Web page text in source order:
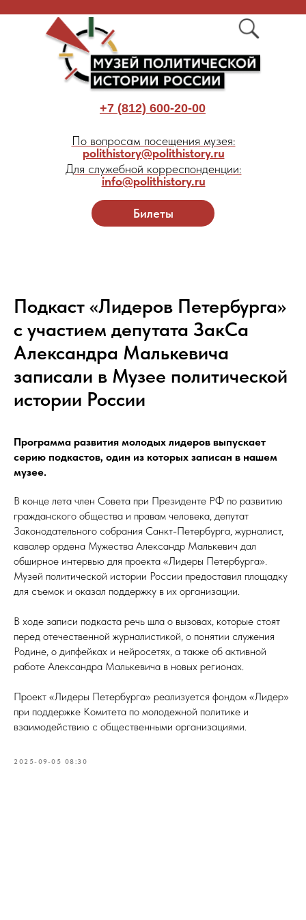
Билеты
+7 (812) 600-20-00
По вопросам посещения музея:
polithistory@polithistory.ru
Для служебной корреспонденции:
info@polithistory.ru
Подкаст «Лидеров Петербурга»
с участием депутата ЗакСа
Александра Малькевича
записали в Музее политической
истории России
Программа развития молодых лидеров выпускает
серию подкастов, один из которых записан в нашем
музее.
В конце лета член Совета при Президенте РФ по развитию
гражданского общества и правам человека, депутат
Законодательного собрания Санкт-Петербурга, журналист,
кавалер ордена Мужества Александр Малькевич дал
обширное интервью для проекта «Лидеры Петербурга».
Музей политической истории России предоставил площадку
для съемок и оказал поддержку в их организации.
В ходе записи подкаста речь шла о вызовах, которые стоят
перед отечественной журналистикой, о понятии служения
Родине, о дипфейках и нейросетях, а также об активной
работе Александра Малькевича в новых регионах.
Проект «Лидеры Петербурга» реализуется фондом «Лидер»
при поддержке Комитета по молодежной политике и
взаимодействию с общественными организациями.
2025-09-05 08:30